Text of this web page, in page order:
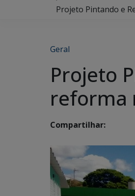
Projeto Pintando e
Geral
Projeto
reforma
Compartilhar: